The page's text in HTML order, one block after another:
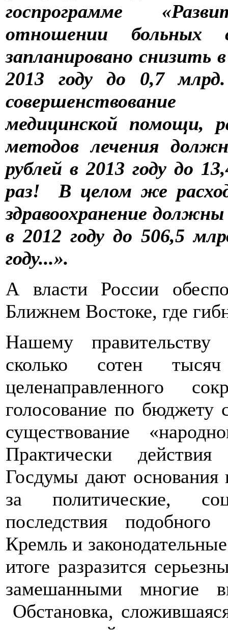
госпрограмме
отношении больных
запланировано снизить
2013 году до 0,7
медицинской помощи,
методов лечения
рублей в 2013 году до
раз! В целом же
здравоохранение
в 2012 году до 506,5
году...».
А власти России
Ближнем Востоке, где
Нашему
сколько сотен
целенаправленного
голосование по бюджету
существование
Практически действия
Госдумы дают основания
за политические,
последствия
Кремль и
итоге разразится
замешанными многие
Обстановка,